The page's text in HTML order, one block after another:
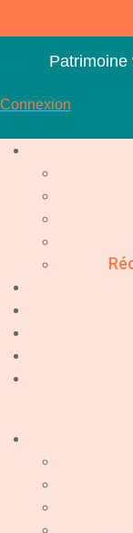
contenu
Patrimoine
Connexion